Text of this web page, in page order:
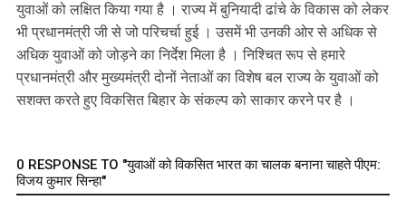
युवाओं को लक्षित किया गया है । राज्य में बुनियादी ढांचे के विकास को लेकर
भी प्रधानमंत्री जी से जो परिचर्चा हुई । उसमें भी उनकी ओर से अधिक से
अधिक युवाओं को जोड़ने का निर्देश मिला है । निश्चित रूप से हमारे
प्रधानमंत्री और मुख्यमंत्री दोनों नेताओं का विशेष बल राज्य के युवाओं को
सशक्त करते हुए विकसित बिहार के संकल्प को साकार करने पर है ।
0 RESPONSE TO "युवाओं को विकसित भारत का चालक बनाना चाहते पीएम:
विजय कुमार सिन्हा"